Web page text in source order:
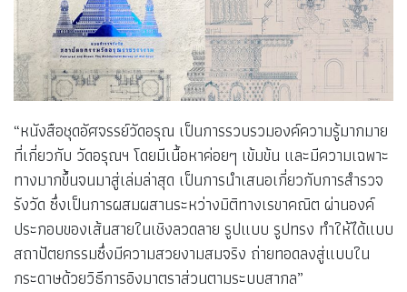
“หนังสือชุดอัศจรรย์วัดอรุณ เป็นการรวบรวมองค์ความรู้มากมาย
ที่เกี่ยวกับ วัดอรุณฯ โดยมีเนื้อหาค่อยๆ เข้มข้น และมีความเฉพาะ
ทางมากขึ้นจนมาสู่เล่มล่าสุด เป็นการนำเสนอเกี่ยวกับการสำรวจ
รังวัด ซึ่งเป็นการผสมผสานระหว่างมิติทางเรขาคณิต ผ่านองค์
ประกอบของเส้นสายในเชิงลวดลาย รูปแบบ รูปทรง ทำให้ได้แบบ
สถาปัตยกรรมซึ่งมีความสวยงามสมจริง ถ่ายทอดลงสู่แบบใน
กระดาษด้วยวิธีการอิงมาตราส่วนตามระบบสากล”